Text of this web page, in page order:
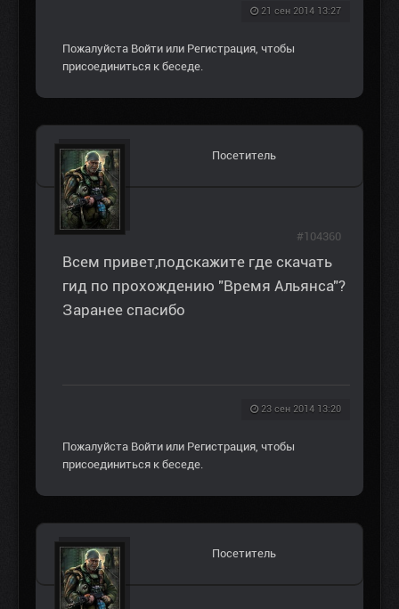
21 сен 2014 13:27
Пожалуйста Войти или Регистрация, чтобы
присоединиться к беседе.
Посетитель
Всем привет,подскажите где скачать
гид по прохождению "Время Альянса"?
Заранее спасибо
23 сен 2014 13:20
#104360
Пожалуйста Войти или Регистрация, чтобы
присоединиться к беседе.
Посетитель